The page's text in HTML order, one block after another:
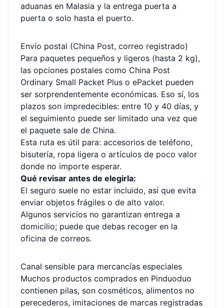
aduanas en Malasia y la entrega puerta a
puerta o solo hasta el puerto.
Envío postal (China Post, correo registrado)
Para paquetes pequeños y ligeros (hasta 2 kg),
las opciones postales como China Post
Ordinary Small Packet Plus o ePacket pueden
ser sorprendentemente económicas. Eso sí, los
plazos son impredecibles: entre 10 y 40 días, y
el seguimiento puede ser limitado una vez que
el paquete sale de China.
Esta ruta es útil para: accesorios de teléfono,
bisutería, ropa ligera o artículos de poco valor
donde no importe esperar.
Qué revisar antes de elegirla:
El seguro suele no estar incluido, así que evita
enviar objetos frágiles o de alto valor.
Algunos servicios no garantizan entrega a
domicilio; puede que debas recoger en la
oficina de correos.
Canal sensible para mercancías especiales
Muchos productos comprados en Pinduoduo
contienen pilas, son cosméticos, alimentos no
perecederos, imitaciones de marcas registradas